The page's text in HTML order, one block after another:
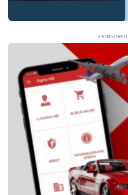
SPONSORED